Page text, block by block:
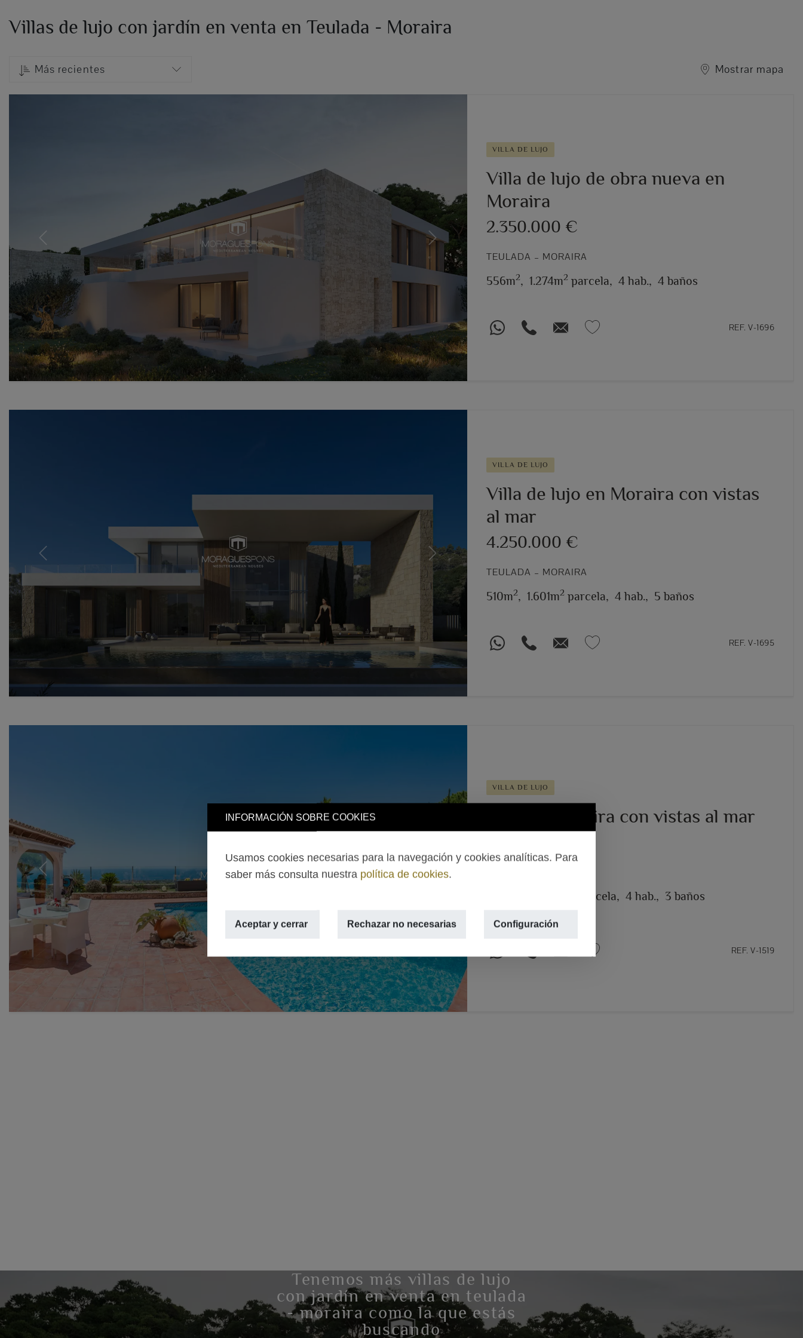
INFORMACIÓN SOBRE COOKIES
Usamos cookies necesarias para la navegación y cookies analíticas. Para
saber más consulta nuestra política de cookies.
Aceptar y cerrar Rechazar no necesarias Configuración
Villas de lujo con jardín en venta en Teulada - Moraira
Más recientes Mostrar mapa
Previous Next
VILLA DE LUJO
Villa de lujo de obra nueva en
Moraira
2.350.000 €
TEULADA – MORAIRA
556m2, 1.274m2 parcela, 4 hab., 4 baños
REF. V-1696
Previous Next
VILLA DE LUJO
Villa de lujo en Moraira con vistas
al mar
4.250.000 €
TEULADA – MORAIRA
510m2, 1.601m2 parcela, 4 hab., 5 baños
REF. V-1695
Previous Next
VILLA DE LUJO
Villa en Moraira con vistas al mar
parcela, 4 hab., 3 baños
REF. V-1519
Tenemos más villas de lujo
con jardín en venta en teulada
- moraira como la que estás
buscando